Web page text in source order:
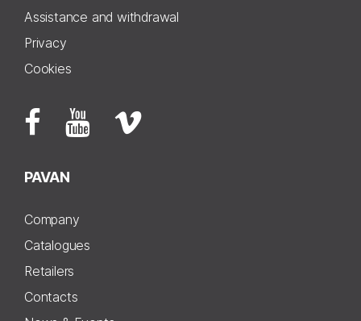
Assistance and withdrawal
Privacy
Cookies
PAVAN
Company
Catalogues
Retailers
Contacts